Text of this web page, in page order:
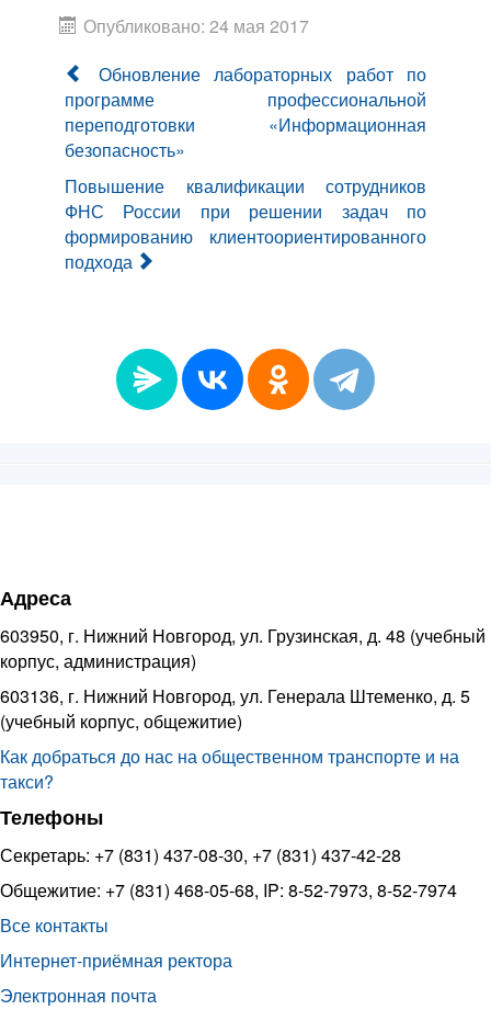
Опубликовано: 24 мая 2017
Обновление лабораторных работ по
программе профессиональной
переподготовки «Информационная
безопасность»
Повышение квалификации сотрудников
ФНС России при решении задач по
формированию клиентоориентированного
подхода
Адреса
603950, г. Нижний Новгород, ул. Грузинская, д. 48 (учебный
корпус, администрация)
603136, г. Нижний Новгород, ул. Генерала Штеменко, д. 5
(учебный корпус, общежитие)
Как добраться до нас на общественном транспорте и на
такси?
Телефоны
Секретарь: +7 (831) 437-08-30, +7 (831) 437-42-28
Общежитие: +7 (831) 468-05-68, IP: 8-52-7973, 8-52-7974
Все контакты
Интернет-приёмная ректора
Электронная почта